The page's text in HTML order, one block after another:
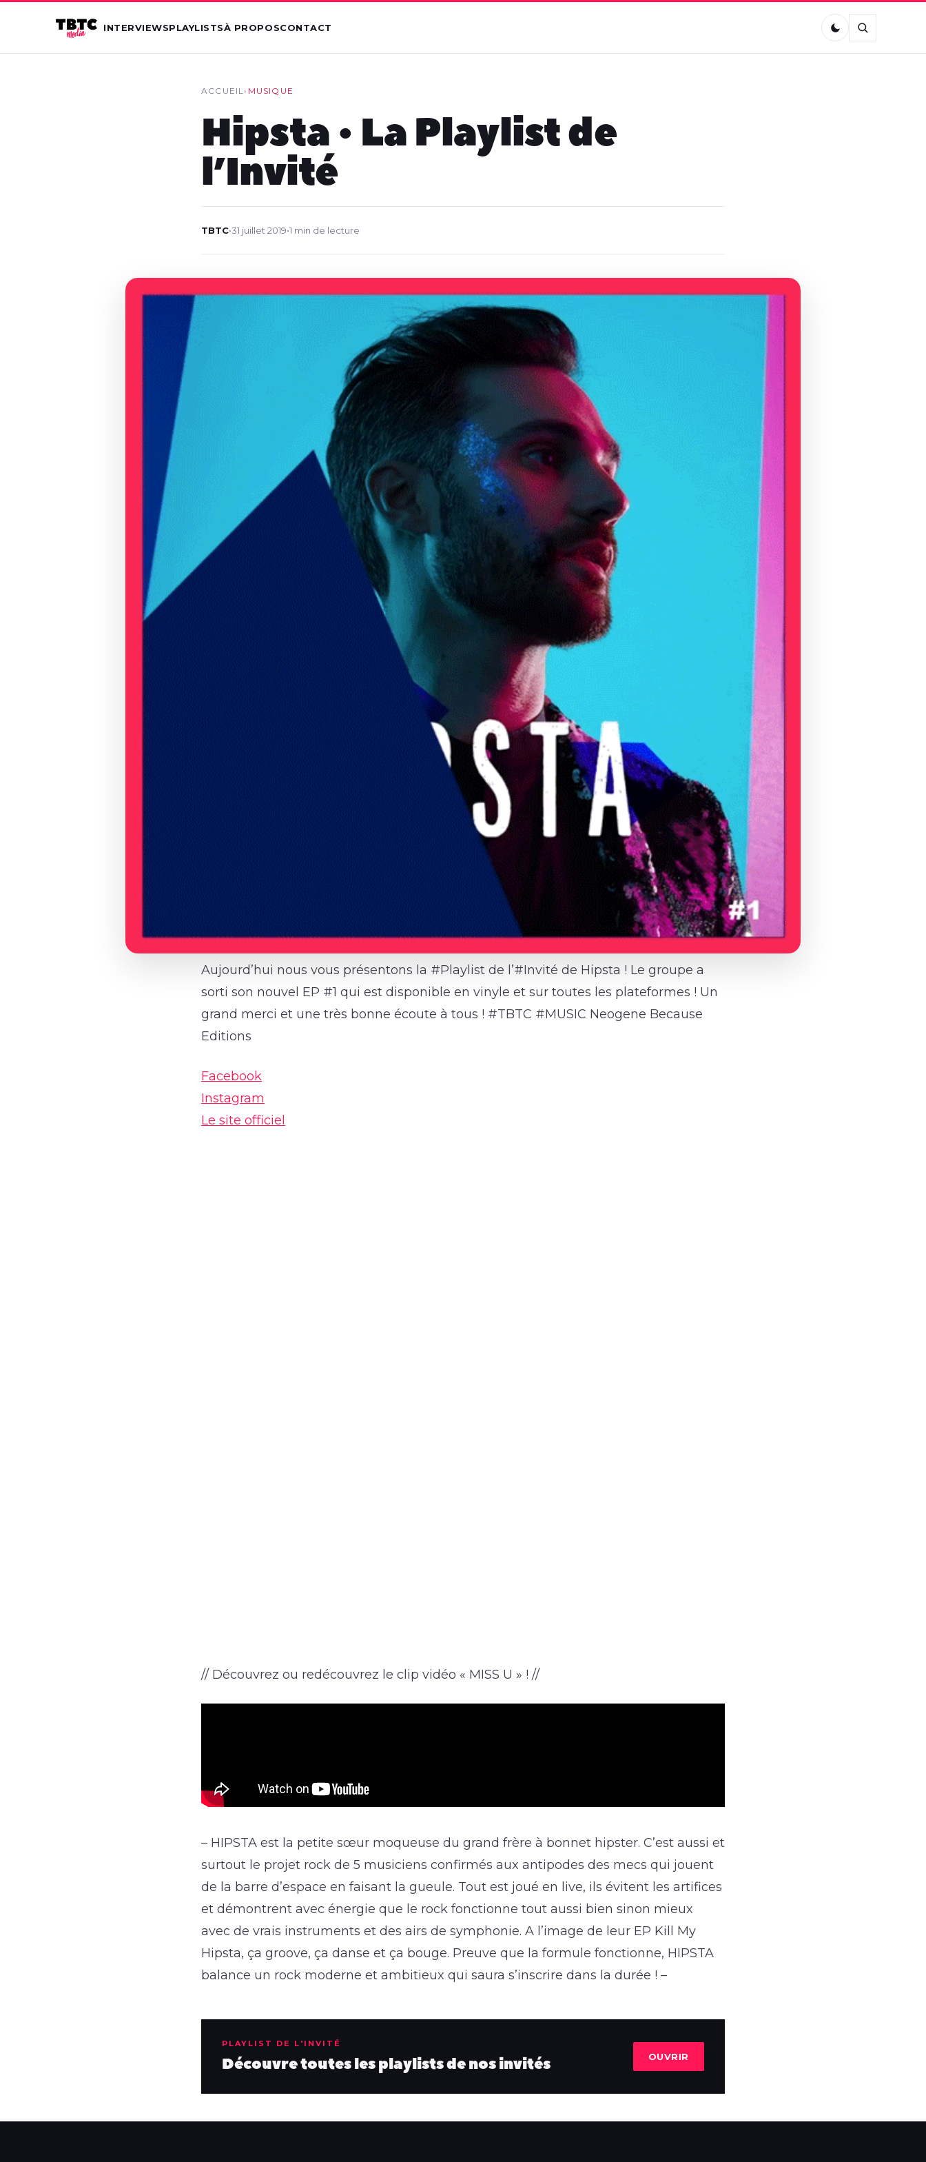
INTERVIEWSPLAYLISTSÀ PROPOSCONTACT
ACCUEIL› MUSIQUE
Hipsta • La Playlist de
l’Invité
TBTC•31 juillet 2019•1 min de lecture
Aujourd’hui nous vous présentons la #Playlist de l’#Invité de Hipsta ! Le groupe a
sorti son nouvel EP #1 qui est disponible en vinyle et sur toutes les plateformes ! Un
grand merci et une très bonne écoute à tous ! #TBTC #MUSIC Neogene Because
Editions
Facebook
Instagram
Le site officiel
// Découvrez ou redécouvrez le clip vidéo « MISS U » ! //
– HIPSTA est la petite sœur moqueuse du grand frère à bonnet hipster. C’est aussi et
surtout le projet rock de 5 musiciens confirmés aux antipodes des mecs qui jouent
de la barre d’espace en faisant la gueule. Tout est joué en live, ils évitent les artifices
et démontrent avec énergie que le rock fonctionne tout aussi bien sinon mieux
avec de vrais instruments et des airs de symphonie. A l’image de leur EP Kill My
Hipsta, ça groove, ça danse et ça bouge. Preuve que la formule fonctionne, HIPSTA
balance un rock moderne et ambitieux qui saura s’inscrire dans la durée ! –
PLAYLIST DE L'INVITÉ
Découvre toutes les playlists de nos invités OUVRIR